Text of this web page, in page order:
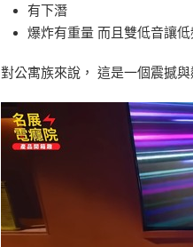
有下潛
爆炸有重量 而且雙低音讓
對公寓族來說， 這是一個震撼與